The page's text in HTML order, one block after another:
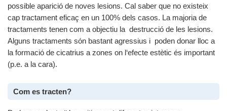
possible aparició de noves lesions. Cal saber que no existeix
cap tractament eficaç en un 100% dels casos. La majoria de
tractaments tenen com a objectiu la destrucció de les lesions.
Alguns tractaments són bastant agressius i poden donar lloc a
la formació de cicatrius a zones on l‘efecte estètic és important
(p.e. a la cara).
Com es tracten?